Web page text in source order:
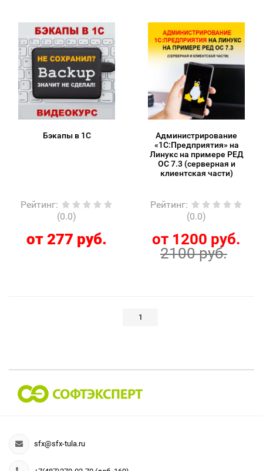
Бэкапы в 1С
Рейтинг:
(0.0)
от 277 руб.
Администрирование
«1С:Предприятия» на
Линукс на примере РЕД
ОС 7.3 (серверная и
клиентская части)
Рейтинг:
(0.0)
от 1200 руб.
2100 руб.
1
sfx@sfx-tula.ru